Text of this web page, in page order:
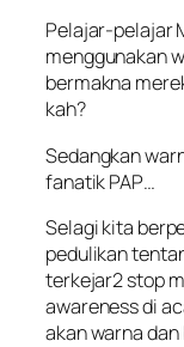
Pelajar-pelajar
menggunakan
bermakna
kah?
Sedangkan
fanatik PAP…
Selagi kita
pedulikan
terkejar2 stop
awareness di
akan warna